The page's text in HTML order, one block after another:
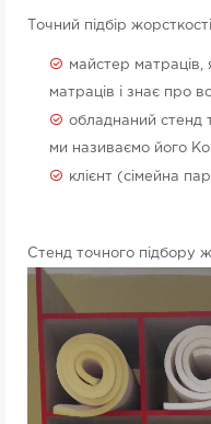
Точний підбір
майстер матраців,
матраців і знає про
обладнаний стенд
ми називаємо його
клієнт (сімейна
Стенд точного підбору